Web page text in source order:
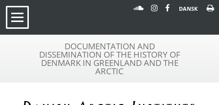
DANSK
DOCUMENTATION AND
DISSEMINATION OF THE HISTORY OF
DENMARK IN GREENLAND AND THE
ARCTIC